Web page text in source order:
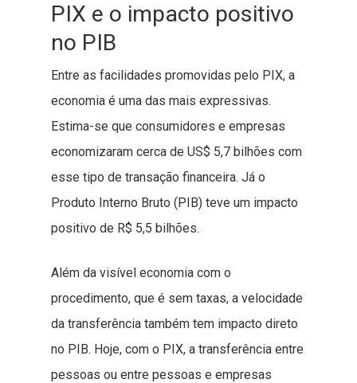
PIX e o impacto positivo
no PIB
Entre as facilidades promovidas pelo PIX, a
economia é uma das mais expressivas.
Estima-se que consumidores e empresas
economizaram cerca de US$ 5,7 bilhões com
esse tipo de transação financeira. Já o
Produto Interno Bruto (PIB) teve um impacto
positivo de R$ 5,5 bilhões.
Além da visível economia com o
procedimento, que é sem taxas, a velocidade
da transferência também tem impacto direto
no PIB. Hoje, com o PIX, a transferência entre
pessoas ou entre pessoas e empresas